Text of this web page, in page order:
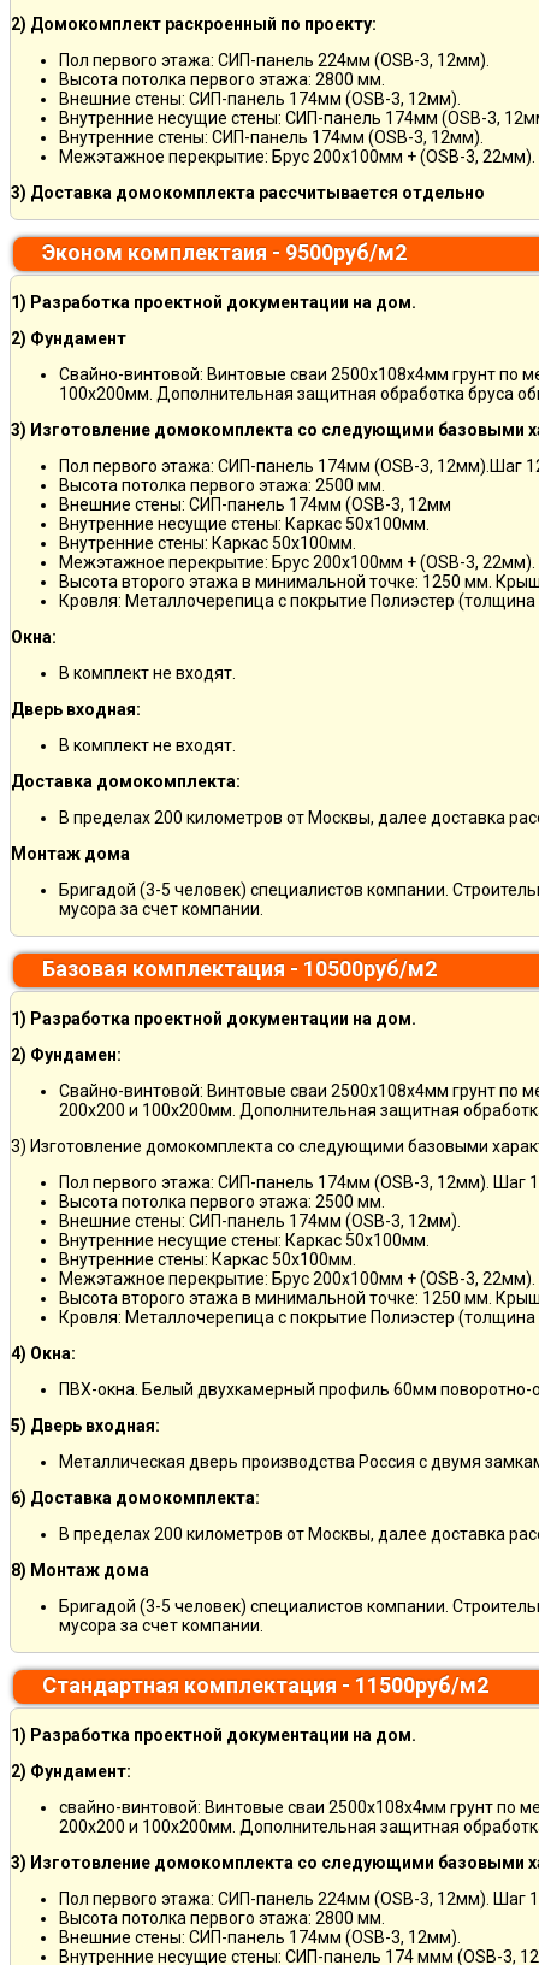
2) Домокомплект раскроенный по проекту:
Пол первого этажа: СИП-панель 224мм (OSB-3, 12мм).
Высота потолка первого этажа: 2800 мм.
Внешние стены: СИП-панель 174мм (OSB-3, 12мм).
Внутренние несущие стены: СИП-панель 174мм (OSB-3,
Внутренние стены: СИП-панель 174мм (OSB-3, 12мм).
Межэтажное перекрытие: Брус 200х100мм + (OSB-3, 22мм).
3) Доставка домокомплекта рассчитывается отдельно
Эконом комплектаия - 9500руб/м2
1) Разработка проектной документации на дом.
2) Фундамент
Свайно-винтовой: Винтовые сваи 2500х108х4мм грунт по
100х200мм. Дополнительная защитная обработка бруса
3) Изготовление домокомплекта со следующими базовыми
Пол первого этажа: СИП-панель 174мм (OSB-3, 12мм).Шаг
Высота потолка первого этажа: 2500 мм.
Внешние стены: СИП-панель 174мм (OSB-3, 12мм
Внутренние несущие стены: Каркас 50х100мм.
Внутренние стены: Каркас 50х100мм.
Межэтажное перекрытие: Брус 200х100мм + (OSB-3, 22мм).
Высота второго этажа в минимальной точке: 1250 мм.
Кровля: Металлочерепица с покрытие Полиэстер
Окна:
В комплект не входят.
Дверь входная:
В комплект не входят.
Доставка домокомплекта:
В пределах 200 километров от Москвы, далее доставка
Монтаж дома
Бригадой (3-5 человек) специалистов компании.
мусора за счет компании.
Базовая комплектация - 10500руб/м2
1) Разработка проектной документации на дом.
2) Фундамен:
Свайно-винтовой: Винтовые сваи 2500х108х4мм грунт по
200х200 и 100х200мм. Дополнительная защитная
3) Изготовление домокомплекта со следующими базовыми
Пол первого этажа: СИП-панель 174мм (OSB-3, 12мм). Шаг
Высота потолка первого этажа: 2500 мм.
Внешние стены: СИП-панель 174мм (OSB-3, 12мм).
Внутренние несущие стены: Каркас 50х100мм.
Внутренние стены: Каркас 50х100мм.
Межэтажное перекрытие: Брус 200х100мм + (OSB-3, 22мм).
Высота второго этажа в минимальной точке: 1250 мм.
Кровля: Металлочерепица с покрытие Полиэстер
4) Окна:
ПВХ-окна. Белый двухкамерный профиль 60мм поворотно-
5) Дверь входная:
Металлическая дверь производства Россия с двумя
6) Доставка домокомплекта:
В пределах 200 километров от Москвы, далее доставка
8) Монтаж дома
Бригадой (3-5 человек) специалистов компании.
мусора за счет компании.
Стандартная комплектация - 11500руб/м2
1) Разработка проектной документации на дом.
2) Фундамент:
свайно-винтовой: Винтовые сваи 2500х108х4мм грунт по
200х200 и 100х200мм. Дополнительная защитная
3) Изготовление домокомплекта со следующими базовыми
Пол первого этажа: СИП-панель 224мм (OSB-3, 12мм). Шаг
Высота потолка первого этажа: 2800 мм.
Внешние стены: СИП-панель 174мм (OSB-3, 12мм).
Внутренние несущие стены: СИП-панель 174 ммм (OSB-3,